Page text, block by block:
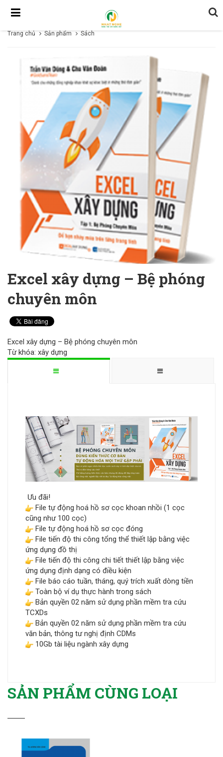
Trang chủ Sản phẩm Sách
Excel xây dựng – Bệ phóng
chuyên môn
Excel xây dựng – Bệ phóng chuyên môn
Từ khóa: xây dựng
Ưu đãi!
File tự động hoá hồ sơ cọc khoan nhồi (1 cọc
cũng như 100 cọc)
File tự động hoá hồ sơ cọc đóng
File tiến độ thi công tổng thể thiết lập bằng việc
ứng dụng đồ thị
File tiến độ thi công chi tiết thiết lập bằng việc
ứng dụng định dạng có điều kiện
File báo cáo tuần, tháng, quý trích xuất dòng tiền
Toàn bộ ví dụ thực hành trong sách
Bản quyền 02 năm sử dụng phần mềm tra cứu
TCXDs
Bản quyền 02 năm sử dụng phần mềm tra cứu
văn bản, thông tư nghị định CDMs
10Gb tài liệu ngành xây dựng
SẢN PHẨM CÙNG LOẠI